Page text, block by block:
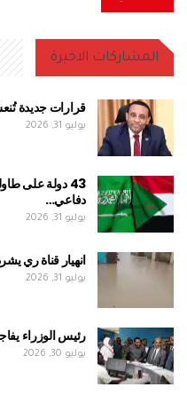
المشاركات الاخيرة
قرارات جديدة
يوليو 31, 2026
43 دولة على
دفاعي…
يوليو 31, 2026
انهيار قناة ري
يوليو 31, 2026
رئيس الوزراء
يوليو 30, 2026